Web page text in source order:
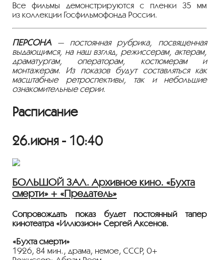
Все фильмы демонстрируются с пленки 35 мм
из коллекции Госфильмофонда России.
ПЕРСОНА— постоянная рубрика, посвященная
выдающимся, на наш взгляд, режиссерам, актерам,
драматургам, операторам, костюмерам и
монтажерам. Из показов будут составляться как
масштабные ретроспективы, так и небольшие
ознакомительные серии.
Расписание
26.июня - 10:40
БОЛЬШОЙ ЗАЛ. Архивное кино. «Бухта
смерти» + «Предатель»
Сопровождать показ будет постоянный тапёр
кинотеатра «Иллюзион» Сергей Аксенов.
«Бухта смерти»
1926, 84 мин., драма, немое, СССР, 0+